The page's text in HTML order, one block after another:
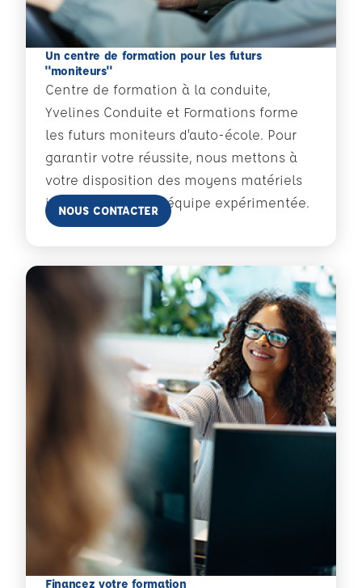
Un centre de formation pour les futurs
"moniteurs"
Centre de formation à la conduite,
Yvelines Conduite et Formations forme
les futurs moniteurs d’auto-école. Pour
garantir votre réussite, nous mettons à
votre disposition des moyens matériels
importants et une équipe expérimentée.
En savoir plus
NOUS CONTACTER
Financez votre formation